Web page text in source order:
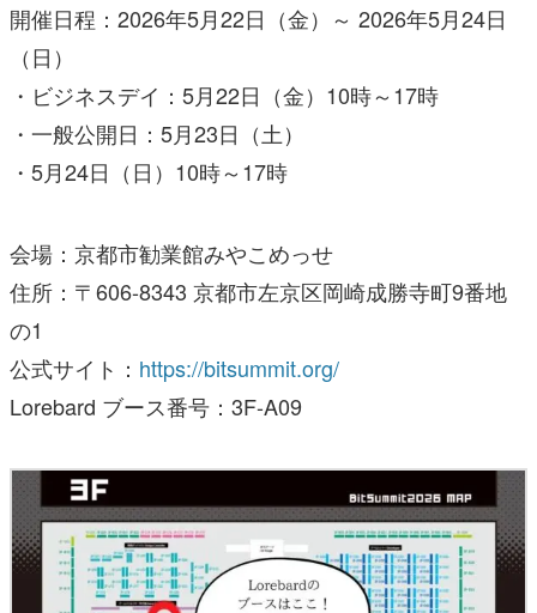
開催日程：2026年5月22日（金）～ 2026年5月24日
（日）
・ビジネスデイ：5月22日（金）10時～17時
・一般公開日：5月23日（土）
・5月24日（日）10時～17時
会場：京都市勧業館みやこめっせ
住所：〒606-8343 京都市左京区岡崎成勝寺町9番地
の1
公式サイト： https://bitsummit.org/
Lorebard ブース番号：3F-A09